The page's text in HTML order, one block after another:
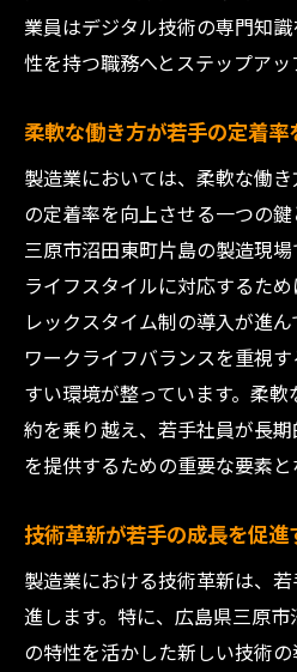
業員はデジタル技術の専門知
性を持つ職務へとステップアッ
柔軟な働き方が若手の定着率
製造業においては、柔軟な働
の定着率を向上させる一つの
三原市沼田東町片島の製造現
ライフスタイルに対応するた
レックスタイム制の導入が進ん
ワークライフバランスを重視
すい環境が整っています。柔
約を乗り越え、若手社員が長
を提供するための重要な要素と
技術革新が若手の成長を促進
製造業における技術革新は、
進します。特に、広島県三原
の特性を活かした新しい技術